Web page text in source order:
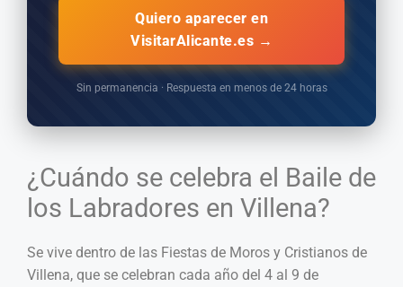
Quiero aparecer en
VisitarAlicante.es →
Sin permanencia · Respuesta en menos de 24 horas
¿Cuándo se celebra el Baile de
los Labradores en Villena?
Se vive dentro de las Fiestas de Moros y Cristianos de
Villena, que se celebran cada año del 4 al 9 de